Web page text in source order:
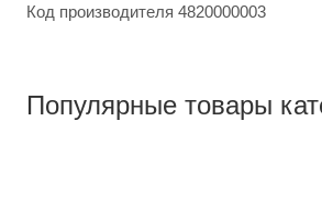
Код производителя 4820000003
Популярные товары